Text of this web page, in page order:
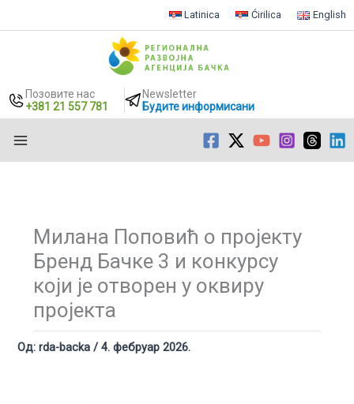
Latinica Ćirilica English
Позовите нас
+381 21 557 781
Newsletter
Будите информисани
Милана Поповић о пројекту
Бренд Бачке 3 и конкурсу
који је отворен у оквиру
пројекта
Од: rda-backa/4. фебруар 2026.